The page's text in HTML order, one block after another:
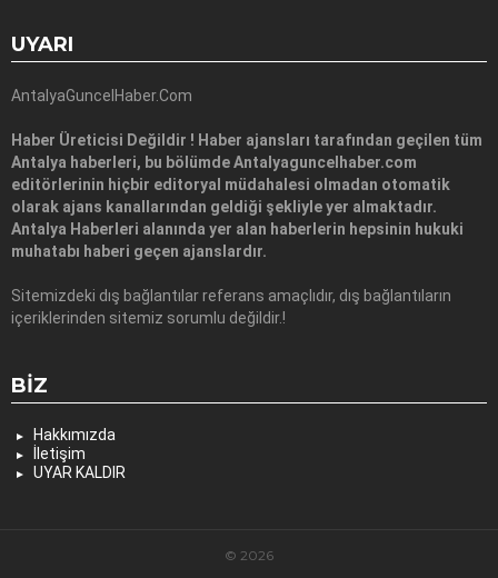
UYARI
AntalyaGuncelHaber.Com
Haber Üreticisi Değildir ! Haber ajansları tarafından geçilen tüm
Antalya haberleri, bu bölümde Antalyaguncelhaber.com
editörlerinin hiçbir editoryal müdahalesi olmadan otomatik
olarak ajans kanallarından geldiği şekliyle yer almaktadır.
Antalya Haberleri alanında yer alan haberlerin hepsinin hukuki
muhatabı haberi geçen ajanslardır.
Sitemizdeki dış bağlantılar referans amaçlıdır, dış bağlantıların
içeriklerinden sitemiz sorumlu değildir.!
BIZ
Hakkımızda
İletişim
UYAR KALDIR
© 2026